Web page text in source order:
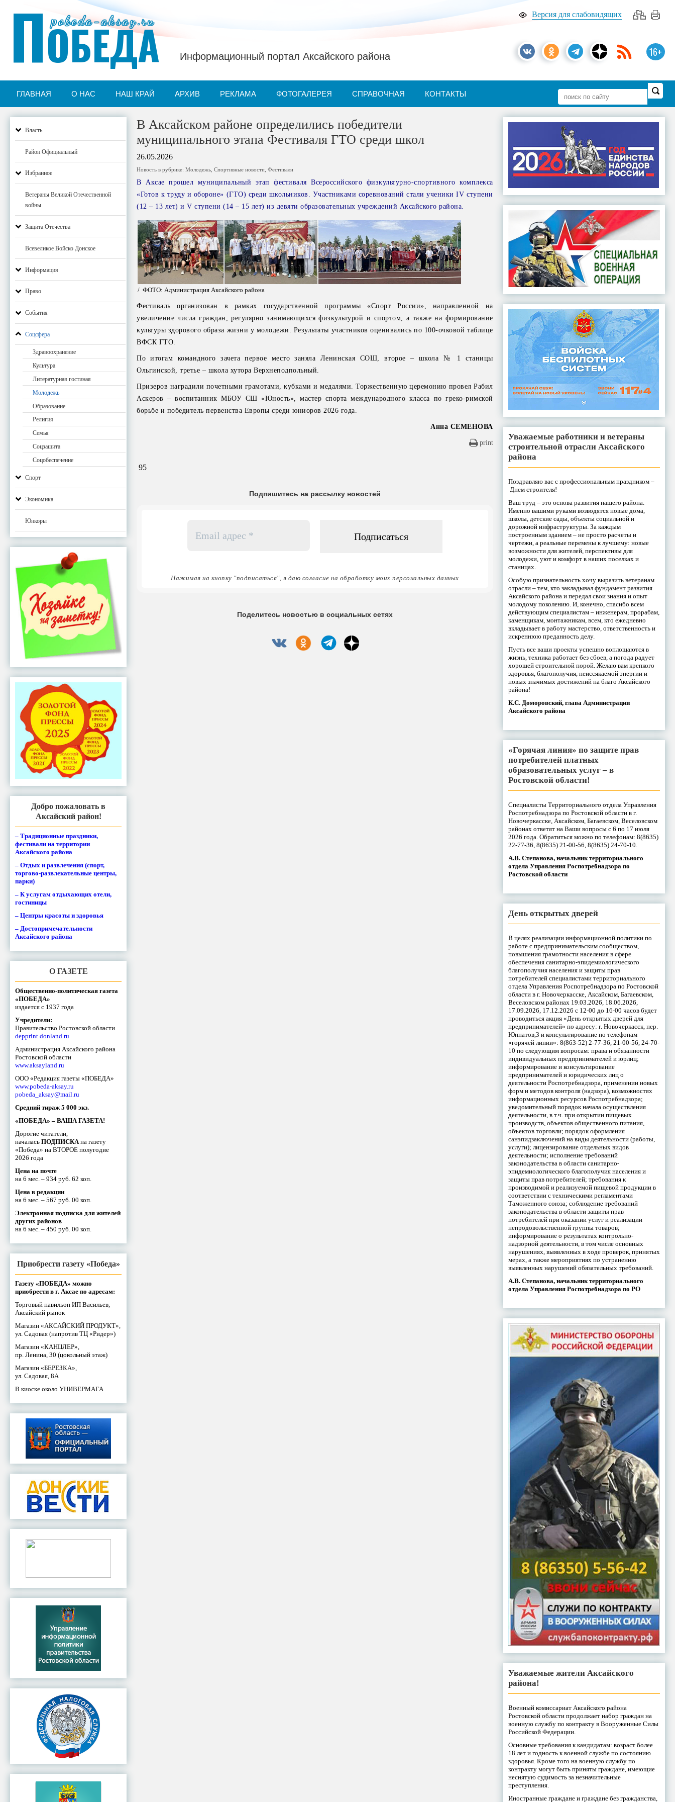
Версия для слабовидящих
16+
pobeda-aksay.ru
ПОБЕДА Информационный портал Аксайского района
ГЛАВНАЯ О НАС НАШ КРАЙ АРХИВ РЕКЛАМА ФОТОГАЛЕРЕЯ СПРАВОЧНАЯ КОНТАКТЫ
Власть
Район Официальный
Избранное
Ветераны Великой Отечественной
войны
Защита Отечества
Всевеликое Войско Донское
Информация
Право
События
Соцсфера
Здравоохранение
Культура
Литературная гостиная
Молодежь
Образование
Религия
Семья
Соцзащита
Соцобеспечение
Спорт
Экономика
Юнкоры
Добро пожаловать в
Аксайский район!
– Традиционные праздники,
фестивали на территории
Аксайского района
– Отдых и развлечения (спорт,
торгово-развлекательные центры,
парки)
– К услугам отдыхающих отели,
гостиницы
– Центры красоты и здоровья
– Достопримечательности
Аксайского района
О ГАЗЕТЕ
Общественно-политическая газета
«ПОБЕДА»
издается с 1937 года
Учредители:
Правительство Ростовской области
depprint.donland.ru
Администрация Аксайского района
Ростовской области
www.aksayland.ru
ООО «Редакция газеты «ПОБЕДА»
www.pobeda-aksay.ru
pobeda_aksay@mail.ru
Средний тираж 5 000 экз.
«ПОБЕДА» – ВАША ГАЗЕТА!
Дорогие читатели,
началась ПОДПИСКА на газету
«Победа» на ВТОРОЕ полугодие
2026 года
Цена на почте
на 6 мес. – 934 руб. 62 коп.
Цена в редакции
на 6 мес. – 567 руб. 00 коп.
Электронная подписка для жителей
других районов
на 6 мес. – 450 руб. 00 коп.
Приобрести газету «Победа»
Газету «ПОБЕДА» можно
приобрести в г. Аксае по адресам:
Торговый павильон ИП Васильев,
Аксайский рынок
Магазин «АКСАЙСКИЙ ПРОДУКТ»,
ул. Садовая (напротив ТЦ «Ридер»)
Магазин «КАНЦЛЕР»,
пр. Ленина, 30 (цокольный этаж)
Магазин «БЕРЕЗКА»,
ул. Садовая, 8А
В киоске около УНИВЕРМАГА
В Аксайском районе определились победители
муниципального этапа Фестиваля ГТО среди школ
26.05.2026
Новость в рубрике:Молодежь ,Спортивные новости ,Фестивали
В Аксае прошел муниципальный этап фестиваля Всероссийского физкультурно-спортивного комплекса
«Готов к труду и обороне» (ГТО) среди школьников. Участниками соревнований стали ученики IV ступени
(12 – 13 лет) и V ступени (14 – 15 лет) из девяти образовательных учреждений Аксайского района.
/ ФОТО: Администрация Аксайского района
Фестиваль организован в рамках государственной программы «Спорт России», направленной на
увеличение числа граждан, регулярно занимающихся физкультурой и спортом, а также на формирование
культуры здорового образа жизни у молодежи. Результаты участников оценивались по 100-очковой таблице
ВФСК ГТО.
По итогам командного зачета первое место заняла Ленинская СОШ, второе – школа № 1 станицы
Ольгинской, третье – школа хутора Верхнеподпольный.
Призеров наградили почетными грамотами, кубками и медалями. Торжественную церемонию провел Рабил
Аскеров – воспитанник МБОУ СШ «Юность», мастер спорта международного класса по греко-римской
борьбе и победитель первенства Европы среди юниоров 2026 года.
Анна СЕМЕНОВА
print
95
Подпишитесь на рассылку новостей
адрес
Нажимая на кнопку "подписаться", я даю согласие на обработку моих персональных данных
Поделитесь новостью в социальных сетях
Уважаемые работники и ветераны
строительной отрасли Аксайского
района
Поздравляю вас с профессиональным праздником –
Днем строителя!
Ваш труд – это основа развития нашего района.
Именно вашими руками возводятся новые дома,
школы, детские сады, объекты социальной и
дорожной инфраструктуры. За каждым
построенным зданием – не просто расчеты и
чертежи, а реальные перемены к лучшему: новые
возможности для жителей, перспективы для
молодежи, уют и комфорт в наших поселках и
станицах.
Особую признательность хочу выразить ветеранам
отрасли – тем, кто закладывал фундамент развития
Аксайского района и передал свои знания и опыт
молодому поколению. И, конечно, спасибо всем
действующим специалистам – инженерам, прорабам,
каменщикам, монтажникам, всем, кто ежедневно
вкладывает в работу мастерство, ответственность и
искреннюю преданность делу.
Пусть все ваши проекты успешно воплощаются в
жизнь, техника работает без сбоев, а погода радует
хорошей строительной порой. Желаю вам крепкого
здоровья, благополучия, неиссякаемой энергии и
новых значимых достижений на благо Аксайского
района!
К.С. Доморовский, глава Администрации
Аксайского района
«Горячая линия» по защите прав
потребителей платных
образовательных услуг – в
Ростовской области!
Специалисты Территориального отдела Управления
Роспотребнадзора по Ростовской области в г.
Новочеркасске, Аксайском, Багаевском, Веселовском
районах ответят на Ваши вопросы с 6 по 17 июля
2026 года. Обратиться можно по телефонам: 8(8635)
22-77-36, 8(8635) 21-00-56, 8(8635) 24-70-10.
А.В. Степанова, начальник территориального
отдела Управления Роспотребнадзора по
Ростовской области
День открытых дверей
В целях реализации информационной политики по
работе с предпринимательским сообществом,
повышения грамотности населения в сфере
обеспечения санитарно-эпидемиологического
благополучия населения и защиты прав
потребителей специалистами территориального
отдела Управления Роспотребнадзора по Ростовской
области в г. Новочеркасске, Аксайском, Багаевском,
Веселовском районах 19.03.2026, 18.06.2026,
17.09.2026, 17.12.2026 с 12-00 до 16-00 часов будет
проводиться акция «День открытых дверей для
предпринимателей» по адресу: г. Новочеркасск, пер.
Юннатов,3 и консультирование по телефонам
«горячей линии»: 8(863-52) 2-77-36, 21-00-56, 24-70-
10 по следующим вопросам: права и обязанности
индивидуальных предпринимателей и юрлиц;
информирование и консультирование
предпринимателей и юридических лиц о
деятельности Роспотребнадзора, применении новых
форм и методов контроля (надзора), возможностях
информационных ресурсов Роспотребнадзора;
уведомительный порядок начала осуществления
деятельности, в т.ч. при открытии пищевых
производств, объектов общественного питания,
объектов торговли; порядок оформления
санэпидзаключений на виды деятельности (работы,
услуги); лицензирование отдельных видов
деятельности; исполнение требований
законодательства в области санитарно-
эпидемиологического благополучия населения и
защиты прав потребителей; требования к
производимой и реализуемой пищевой продукции в
соответствии с техническими регламентами
Таможенного союза; соблюдение требований
законодательства в области защиты прав
потребителей при оказании услуг и реализации
непродовольственной группы товаров;
информирование о результатах контрольно-
надзорной деятельности, в том числе основных
нарушениях, выявленных в ходе проверок, принятых
мерах, а также мероприятиях по устранению
выявленных нарушений обязательных требований.
А.В. Степанова, начальник территориального
отдела Управления Роспотребнадзора по РО
Уважаемые жители Аксайского
района!
Военный комиссариат Аксайского района
Ростовской области продолжает набор граждан на
военную службу по контракту в Вооруженные Силы
Российской Федерации.
Основные требования к кандидатам: возраст более
18 лет и годность к военной службе по состоянию
здоровья. Кроме того на военную службу по
контракту могут быть приняты граждане, имеющие
неснятую судимость за незначительные
преступления.
Иностранные граждане и граждане без гражданства,